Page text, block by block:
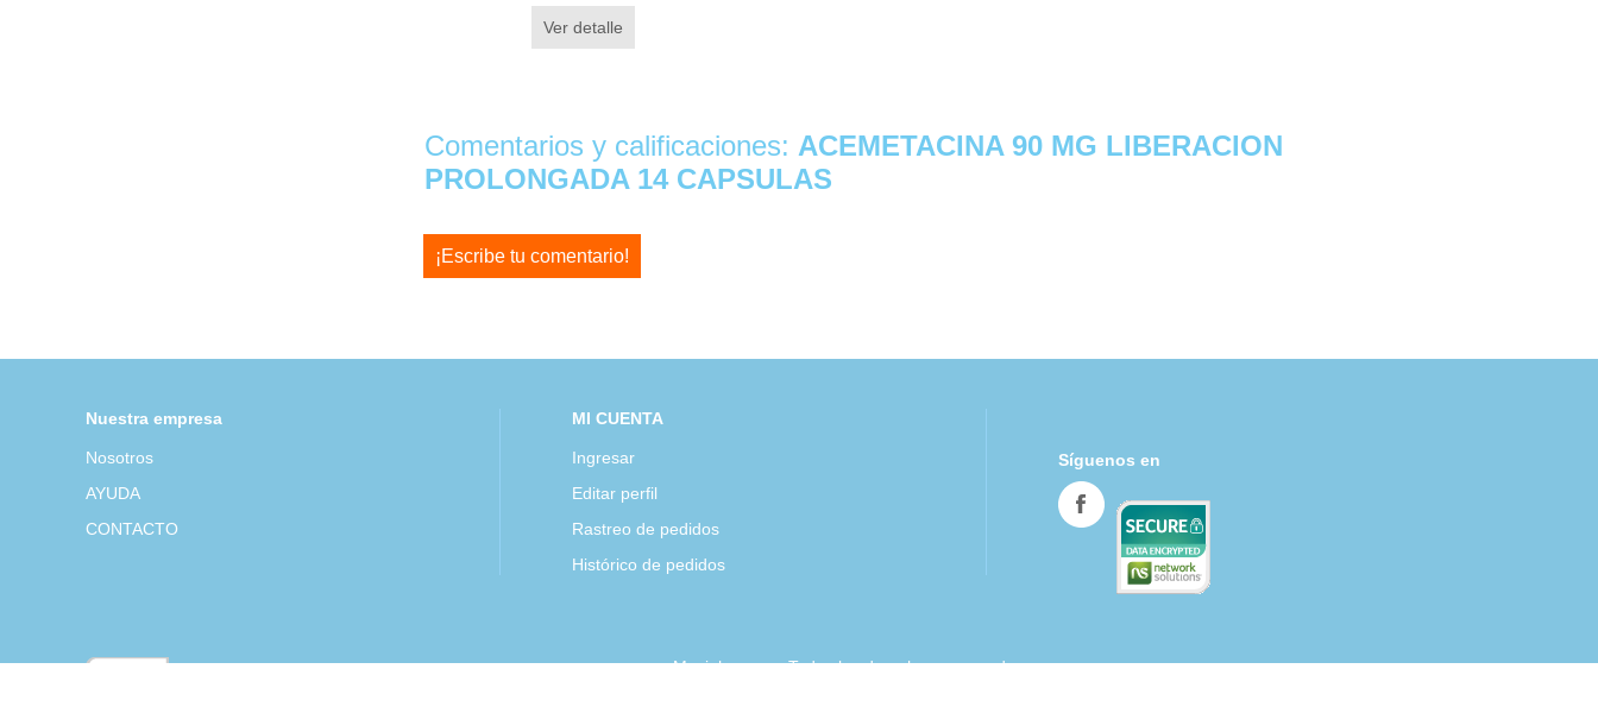
Ver detalle
Comentarios y calificaciones: ACEMETACINA 90 MG LIBERACION
PROLONGADA 14 CAPSULAS
¡Escribe tu comentario!
Nuestra empresa
Nosotros
AYUDA
CONTACTO
MI CUENTA
Ingresar
Editar perfil
Rastreo de pedidos
Histórico de pedidos
Síguenos en
Mexipharmacy Todos los derechos reservados